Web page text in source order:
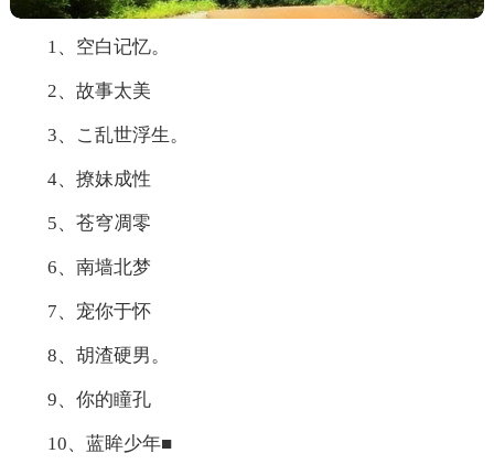
1、空白记忆。
2、故事太美
3、こ乱世浮生。
4、撩妹成性
5、苍穹凋零
6、南墙北梦
7、宠你于怀
8、胡渣硬男。
9、你的瞳孔
10、蓝眸少年■